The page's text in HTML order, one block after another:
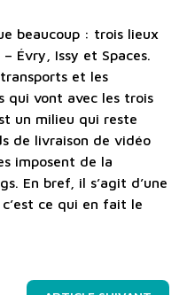
beaucoup : trois lieux
Évry, Issy et Spaces.
et les
qui vont avec les trois
un milieu qui reste
de livraison de vidéo
imposent de la
En bref, il s’agit d’une
ce qui en fait le